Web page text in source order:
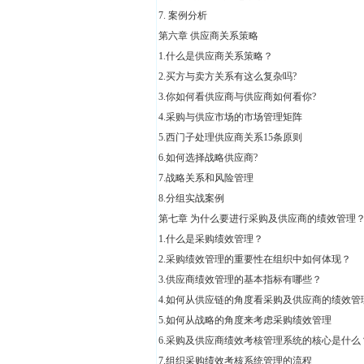
7. 案例分析
第六章 供应商关系策略
1.什么是供应商关系策略？
2.买方与卖方关系有这么复杂吗?
3.你如何看供应商与供应商如何看你?
4.采购与供应市场的市场管理矩阵
5.西门子处理供应商关系15条原则
6.如何选择战略供应商?
7.战略关系和风险管理
8.分组实战案例
第七章 为什么要进行采购及供应商的绩效管理？
1.什么是采购绩效管理？
2.采购绩效管理的重要性在组织中如何体现？
3.供应商绩效管理的基本指标有哪些？
4.如何从供应链的角度看采购及供应商的绩效管
5.如何从战略的角度来考虑采购绩效管理
6.采购及供应商绩效考核管理系统的核心是什么
7.组织采购绩效考核系统管理的流程